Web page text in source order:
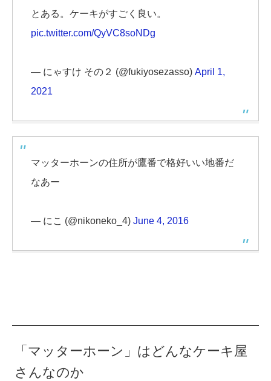
とある。ケーキがすごく良い。
pic.twitter.com/QyVC8soNDg
— にゃすけ その２ (@fukiyosezasso) April 1,
2021
マッターホーンの住所が鷹番で格好いい地番だ
なあー
— にこ (@nikoneko_4) June 4, 2016
「マッターホーン」はどんなケーキ屋
さんなのか